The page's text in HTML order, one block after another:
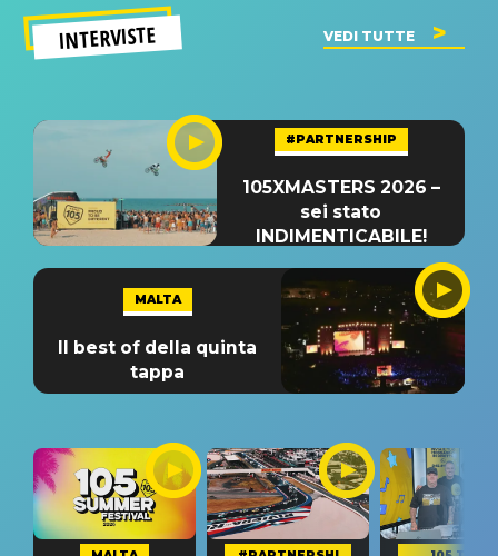
INTERVISTE VEDI TUTTE
#PARTNERSHIP
105XMASTERS 2026 –
sei stato
INDIMENTICABILE!
MALTA
Il best of della quinta
tappa